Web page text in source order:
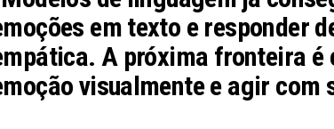
em texto e responder
A próxima fronteira é
visualmente e agir com